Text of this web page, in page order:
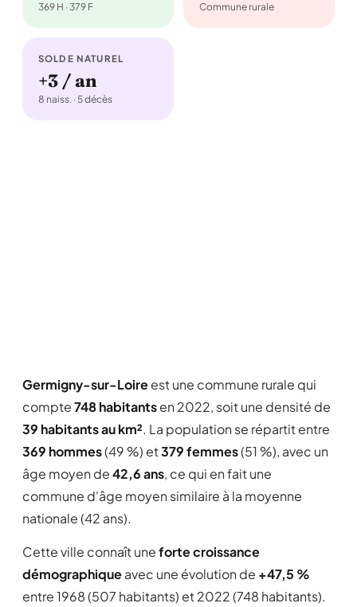
369 H · 379 F Commune rurale
SOLDE NATUREL
+3 / an
8 naiss. · 5 décès
Germigny-sur-Loireest une commune rurale qui
compte748 habitantsen 2022, soit une densité de
39 habitants au km². La population se répartit entre
369 hommes(49 %) et379 femmes(51 %), avec un
âge moyen de42,6 ans, ce qui en fait une
commune d'âge moyen similaire à la moyenne
nationale (42 ans).
Cette ville connaît uneforte croissance
démographiqueavec une évolution de +47,5 %
entre 1968 (507 habitants) et 2022 (748 habitants).